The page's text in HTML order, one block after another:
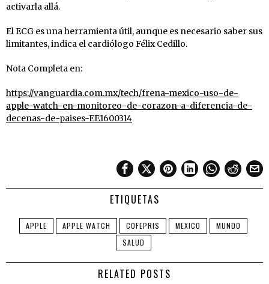
activarla allá.
El ECG es una herramienta útil, aunque es necesario saber sus
limitantes, indica el cardiólogo Félix Cedillo.
Nota Completa en:
https://vanguardia.com.mx/tech/frena-mexico-uso-de-
apple-watch-en-monitoreo-de-corazon-a-diferencia-de-
decenas-de-paises-EE1600314
ETIQUETAS
APPLE APPLE WATCH COFEPRIS MEXICO
MUNDO
SALUD
RELATED POSTS